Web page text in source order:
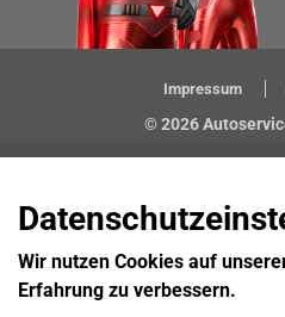
Impressum
© 2026
Wir nutzen Cookies auf
Erfahrung zu verbessern.